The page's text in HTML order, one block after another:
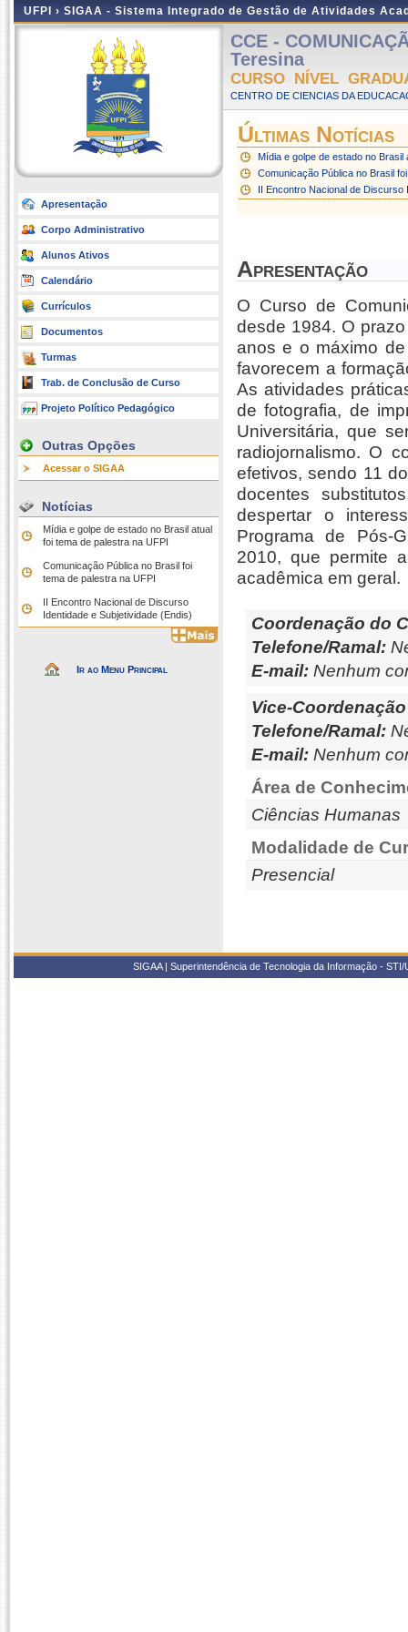
UFPI › SIGAA - Sistema Integrado de Gestão de Atividades
Apresentação
Corpo Administrativo
Alunos Ativos
Calendário
Currículos
Documentos
Turmas
Trab. de Conclusão de Curso
Projeto Político Pedagógico
Outras Opções
Acessar o SIGAA
Notícias
Mídia e golpe de estado no Brasil atual
foi tema de palestra na UFPI
Comunicação Pública no Brasil foi
tema de palestra na UFPI
II Encontro Nacional de Discurso
Identidade e Subjetividade (Endis)
Ir ao Menu Principal
CCE -
Teresina
CURSO NÍVEL
CENTRO DE CIENCIAS DA
Últimas Notícias
Mídia e golpe de estado no
Comunicação Pública no Brasil
II Encontro Nacional de Discurso
Apresentação
O Curso de
desde 1984. O
anos e o máximo
favorecem a
As atividades
de fotografia, de
Universitária, que
radiojornalismo. O
efetivos, sendo 11
docentes
despertar o
Programa de Pós-
2010, que permite
acadêmica em geral.
Coordenação do
Telefone/Ramal:
E-mail: Nenhum
Vice-
Telefone/Ramal:
E-mail: Nenhum
Área de
Ciências Humanas
Modalidade de
Presencial
SIGAA | Superintendência de Tecnologia da Informação -